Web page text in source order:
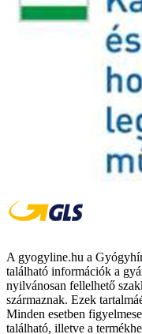
A gyogyline.hu a
található információk a
nyilvánosan fellelhető
származnak. Ezek
Minden esetben
található, illetve a